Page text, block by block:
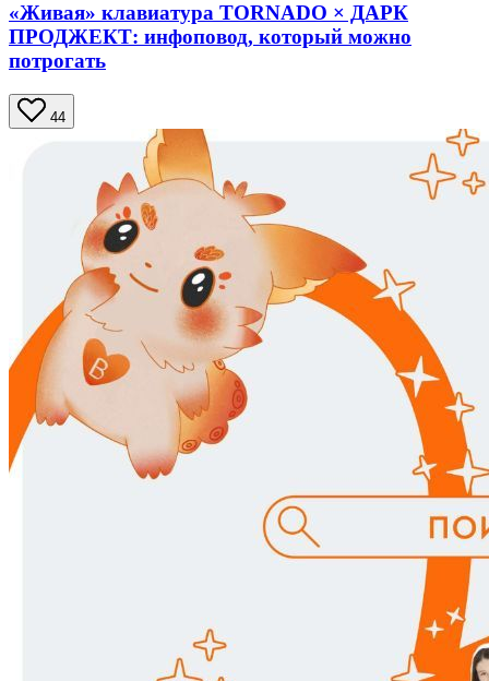
«Живая» клавиатура TORNADO × ДАРК
ПРОДЖЕКТ: инфоповод, который можно
потрогать
44